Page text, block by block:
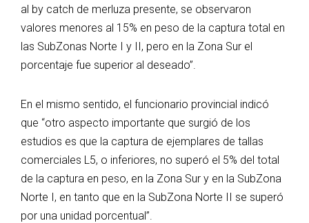
al by catch de merluza presente, se observaron
valores menores al 15% en peso de la captura total en
las SubZonas Norte I y II, pero en la Zona Sur el
porcentaje fue superior al deseado”.
En el mismo sentido, el funcionario provincial indicó
que “otro aspecto importante que surgió de los
estudios es que la captura de ejemplares de tallas
comerciales L5, o inferiores, no superó el 5% del total
de la captura en peso, en la Zona Sur y en la SubZona
Norte I, en tanto que en la SubZona Norte II se superó
por una unidad porcentual”.